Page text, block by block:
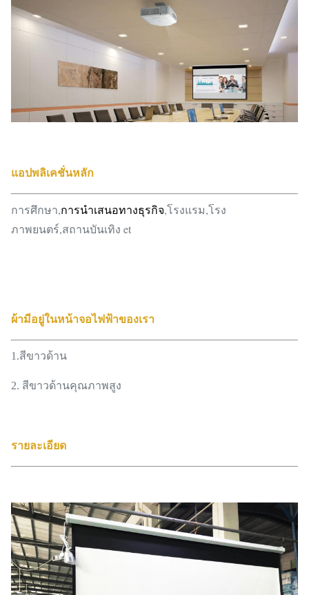
แอปพลิเคชั่นหลัก
การศึกษา,การนำเสนอทางธุรกิจ,โรงแรม,โรง
ภาพยนตร์,สถานบันเทิง et
ผ้ามีอยู่ในหน้าจอไฟฟ้าของเรา
1.สีขาวด้าน
2. สีขาวด้านคุณภาพสูง
รายละเอียด